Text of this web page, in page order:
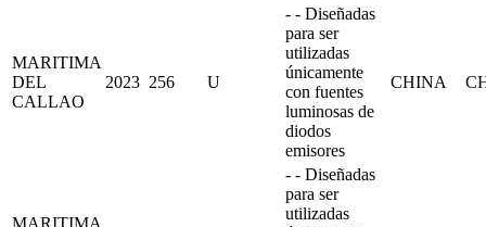
MARITIMA
DEL
CALLAO
2023 256 U
- - Diseñadas
para ser
utilizadas
únicamente
con fuentes
luminosas de
diodos
emisores
CHINA
MARITIMA
- - Diseñadas
para ser
utilizadas